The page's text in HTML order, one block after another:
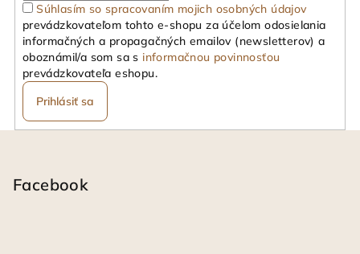
Súhlasím so spracovaním mojich osobných údajov
prevádzkovateľom tohto e-shopu za účelom odosielania
informačných a propagačných emailov (newsletterov) a
oboznámil/a som sa s informačnou povinnosťou
prevádzkovateľa eshopu.
Prihlásiť sa
Facebook